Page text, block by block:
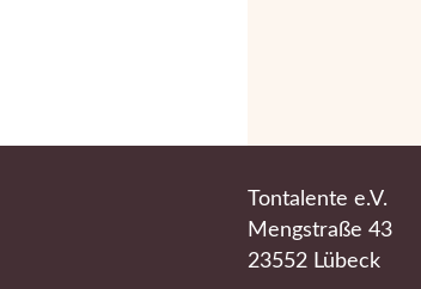
Tontalente e.V.
Mengstraße 43
23552 Lübeck